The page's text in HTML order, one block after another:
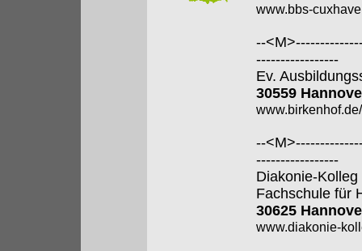
www.bbs-
--
-----------------
Ev.
30559
--
-----------------
Diakonie-
Fachschule für
30625
www.diakonie-